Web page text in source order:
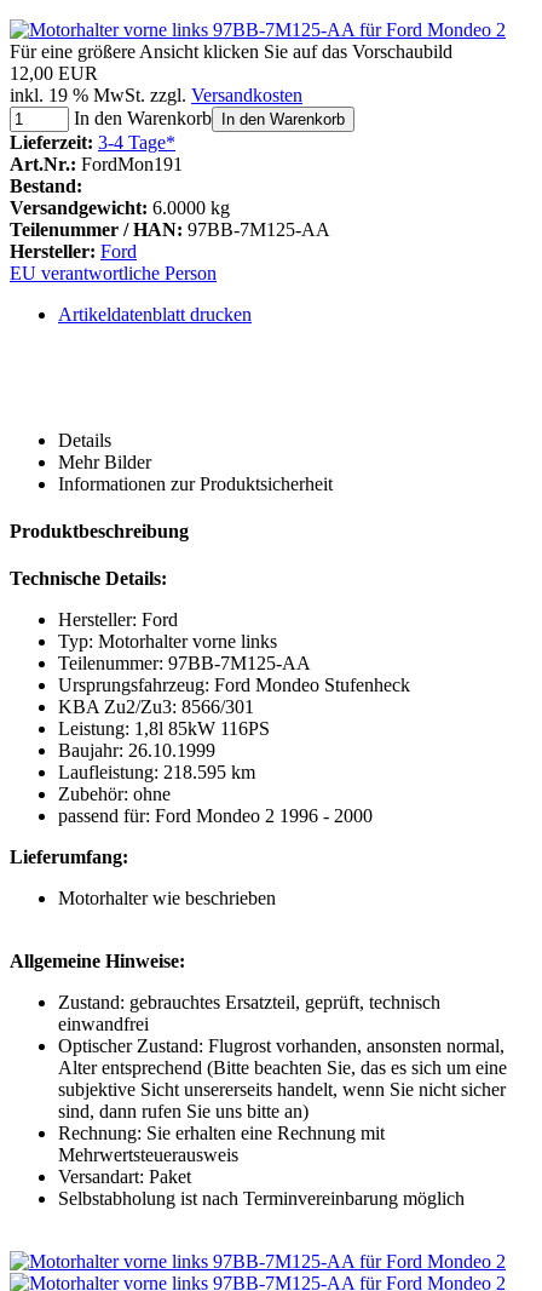
Für eine größere Ansicht klicken Sie auf das Vorschaubild
12,00 EUR
inkl. 19 % MwSt. zzgl. Versandkosten
In den Warenkorb
In den Warenkorb
Lieferzeit: 3-4 Tage*
Art.Nr.: FordMon191
Bestand:
Versandgewicht: 6.0000 kg
Teilenummer / HAN: 97BB-7M125-AA
Hersteller: Ford
EU verantwortliche Person
Artikeldatenblatt drucken
Details
Mehr Bilder
Informationen zur Produktsicherheit
Produktbeschreibung
Technische Details:
Hersteller: Ford
Typ: Motorhalter vorne links
Teilenummer: 97BB-7M125-AA
Ursprungsfahrzeug: Ford Mondeo Stufenheck
KBA Zu2/Zu3: 8566/301
Leistung: 1,8l 85kW 116PS
Baujahr: 26.10.1999
Laufleistung: 218.595 km
Zubehör: ohne
passend für: Ford Mondeo 2 1996 - 2000
Lieferumfang:
Motorhalter wie beschrieben
Allgemeine Hinweise:
Zustand: gebrauchtes Ersatzteil, geprüft, technisch
einwandfrei
Optischer Zustand: Flugrost vorhanden, ansonsten normal,
Alter entsprechend (Bitte beachten Sie, das es sich um eine
subjektive Sicht unsererseits handelt, wenn Sie nicht sicher
sind, dann rufen Sie uns bitte an)
Rechnung: Sie erhalten eine Rechnung mit
Mehrwertsteuerausweis
Versandart: Paket
Selbstabholung ist nach Terminvereinbarung möglich